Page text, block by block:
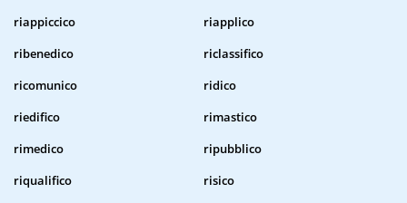
riappiccico
riapplico
ribenedico
riclassifico
ricomunico
ridico
riedifico
rimastico
rimedico
ripubblico
riqualifico
risico